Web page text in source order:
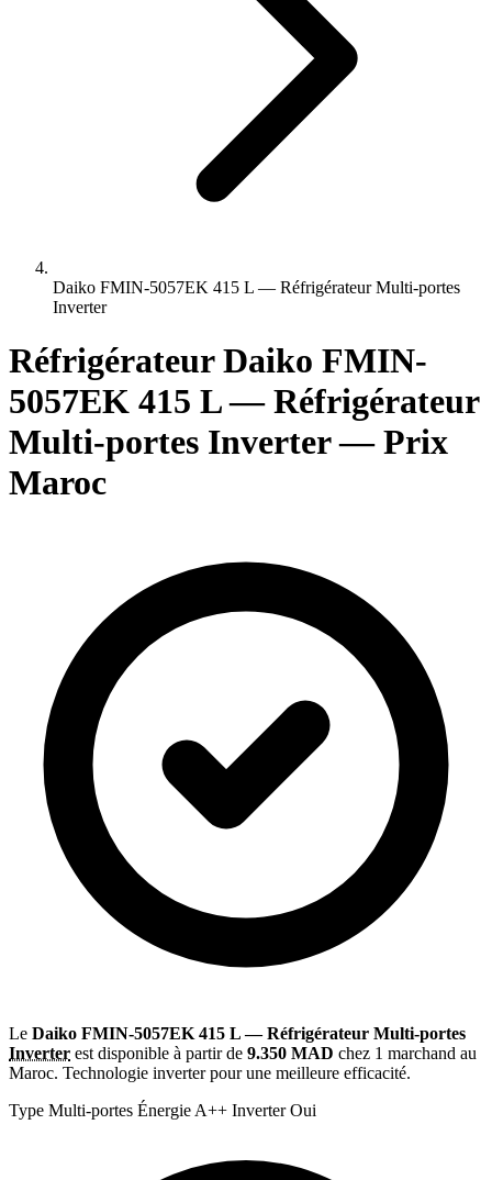
Daiko FMIN-5057EK 415 L — Réfrigérateur Multi-portes
Inverter
Réfrigérateur Daiko FMIN-
5057EK 415 L — Réfrigérateur
Multi-portes Inverter — Prix
Maroc
Le Daiko FMIN-5057EK 415 L — Réfrigérateur Multi-portes
Inverter est disponible à partir de 9.350 MAD chez 1 marchand au
Maroc. Technologie inverter pour une meilleure efficacité.
Type Multi-portes Énergie A++ Inverter Oui